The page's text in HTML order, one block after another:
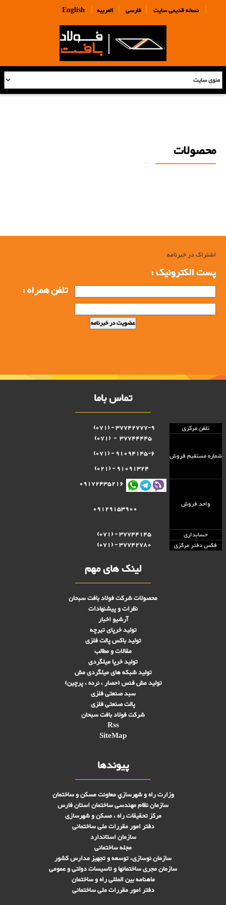
English | نسخه قدیمی سایت| فارسی| العربیه |
محصولات
اشتراک در خبرنامه
پست الکترونیک :
تلفن همراه :
تماس باما
تلفن مرکزی 37742777-9 - (071)
شماره مستقيم فروش
91094145-6 - (071)
واحد فروش
09172435216
حسابداری
37744145 - (071)
فکس دفتر مرکزی
37742780 - (071)
لینک های مهم
محصولات شرکت فولاد بافت سبحان
نظرات و پیشنهادات
آرشیو اخبار
تولید خرپای تیرچه
تولید باکس پالت فلزی
مقالات و مطالب
تولید خرپا میلگردی
تولید شبکه های ميلگردی مش
تولید مش فنس (حصار ، نرده ، پرچین)
سبد صنعتی فلزی
پالت صنعتی فلزی
شرکت فولاد بافت سبحان
Rss
SiteMap
پیوندها
وزارت راه و شهرسازي معاونت مسکن و ساختمان
سازمان نظام مهندسی ساختمان استان فارس
مرکز تحقیقات راه ، مسکن و شهرسازی
دفتر امور مقررات ملی ساختمانی
سازمان استاندارد
مجله ساختمانی
سازمان نوسازی، توسعه و تجهیز مدارس کشور
سازمان مجری ساختمانها و تاسيسات دولتی و عمومی
ماهنامه بین المللی راه و ساختمان
دفتر امور مقررات ملی ساختمانی